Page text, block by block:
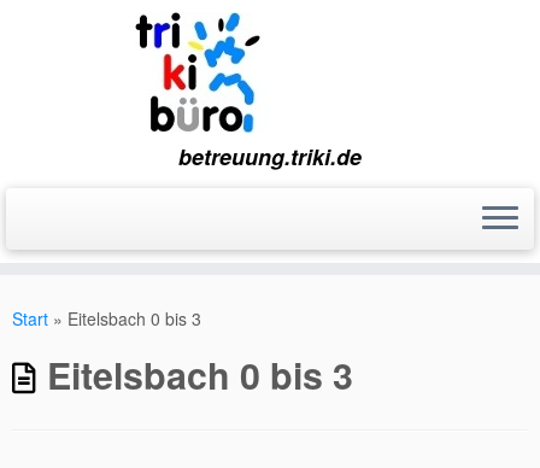
Inhalt
betreuung.triki.de
Start » Eitelsbach 0 bis 3
Eitelsbach 0 bis 3